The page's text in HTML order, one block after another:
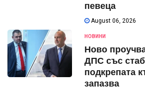
певеца
August 06, 2026
НОВИНИ
Ново
ДПС със
подкрепата
запазва